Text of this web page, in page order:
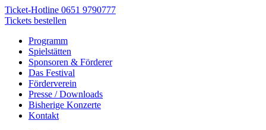
Ticket-Hotline 0651 9790777
Tickets bestellen
Programm
Spielstätten
Sponsoren & Förderer
Das Festival
Förderverein
Presse / Downloads
Bisherige Konzerte
Kontakt